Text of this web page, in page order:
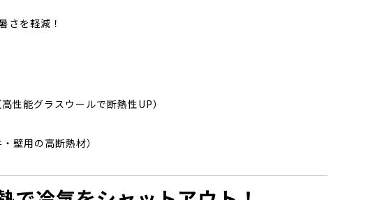
さを軽減！
高性能グラスウールで断熱性UP）
・壁用の高断熱材）